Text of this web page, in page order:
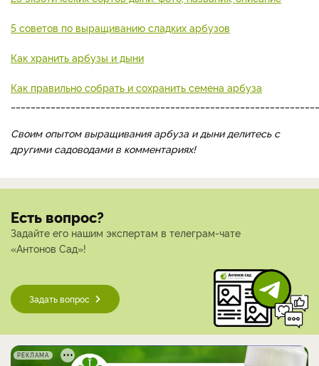
5 советов по выращиванию сладких арбузов
Как хранить арбузы и дыни
Как правильно собрать и сохранить семена арбуза
Своим опытом выращивания арбуза и дыни делитесь с
другими садоводами в комментариях!
Есть вопрос?
Задайте его нашим экспертам в телеграм-чате
«Антонов Сад»!
Задать вопрос
РЕКЛАМА